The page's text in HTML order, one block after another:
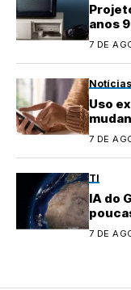
anos
quase
7 DE
Notícias
Uso
7 DE
TI
IA do
7 DE